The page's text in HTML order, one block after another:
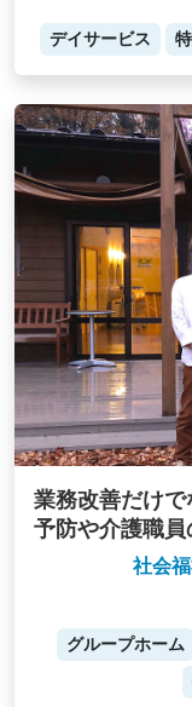
デイサービス
業務改善だけ
予防や介護職
社会
グループホーム